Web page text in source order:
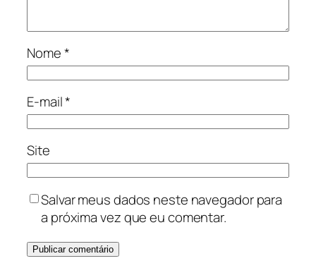
Nome*
E-mail*
Site
Salvar meus dados neste navegador para
a próxima vez que eu comentar.